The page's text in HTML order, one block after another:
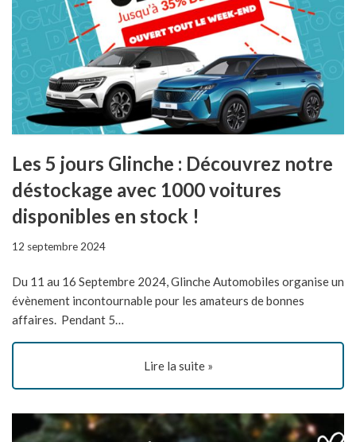
Les 5 jours Glinche : Découvrez notre
déstockage avec 1000 voitures
disponibles en stock !
12 septembre 2024
Du 11 au 16 Septembre 2024, Glinche Automobiles organise un
évènement incontournable pour les amateurs de bonnes
affaires. Pendant 5…
Lire la suite »